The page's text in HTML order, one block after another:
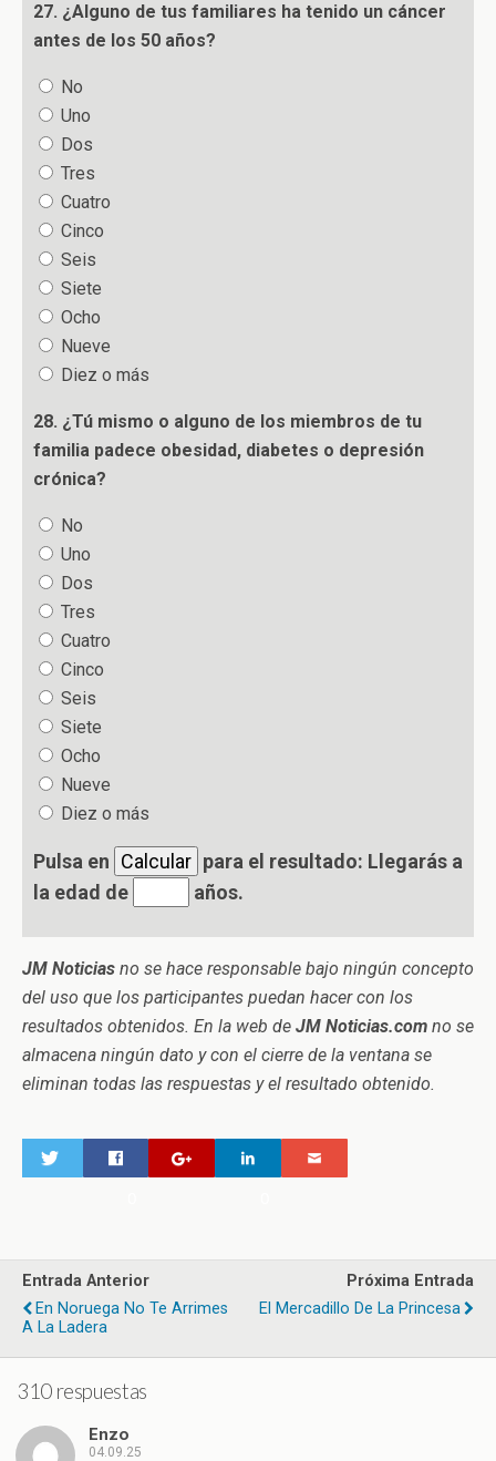
27. ¿Alguno de tus familiares ha tenido un cáncer
antes de los 50 años?
No
Uno
Dos
Tres
Cuatro
Cinco
Seis
Siete
Ocho
Nueve
Diez o más
28. ¿Tú mismo o alguno de los miembros de tu
familia padece obesidad, diabetes o depresión
crónica?
No
Uno
Dos
Tres
Cuatro
Cinco
Seis
Siete
Ocho
Nueve
Diez o más
Pulsa en
para el resultado: Llegarás a
la edad de
años.
JM Noticias no se hace responsable bajo ningún concepto
del uso que los participantes puedan hacer con los
resultados obtenidos. En la web de JM Noticias.com no se
almacena ningún dato y con el cierre de la ventana se
eliminan todas las respuestas y el resultado obtenido.
Entrada Anterior
En Noruega No Te Arrimes
A La Ladera
Próxima Entrada
El Mercadillo De La Princesa
310 respuestas
Enzo
04.09.25